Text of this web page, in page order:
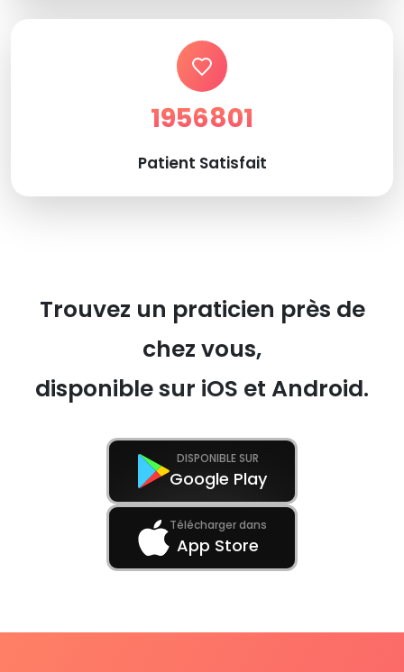
1956801
Patient Satisfait
Trouvez un praticien près de
chez vous,
disponible sur iOS et Android.
DISPONIBLE SUR
Google Play
Télécharger dans
App Store